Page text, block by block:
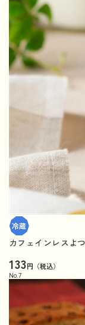
カフェインレスよ
133円（税込）
No. 7